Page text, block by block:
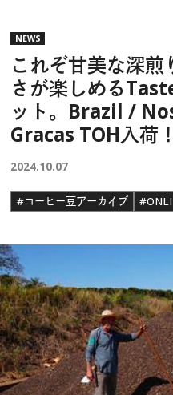
NEWS
これぞ甘美な深
さが楽しめる
ット。Brazil /
Gracas TOH入荷！
2024.10.07
#コーヒー豆アーカイブ